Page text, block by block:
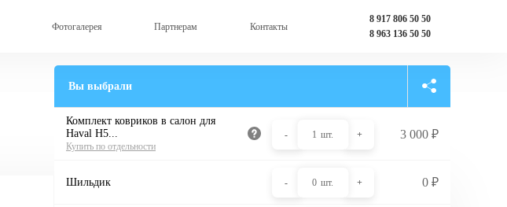
Фотогалерея Партнерам Контакты
8 917 806 50 50
8 963 136 50 50
Вы выбрали
Комплект ковриков в салон для
Haval H5...
Купить по отдельности
- 1 шт. + 3 000₽
Шильдик - 0 шт. + 0₽